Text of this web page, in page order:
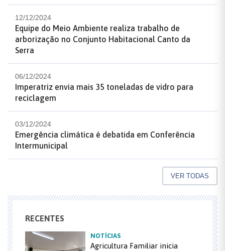
12/12/2024
Equipe do Meio Ambiente realiza trabalho de
arborização no Conjunto Habitacional Canto da
Serra
06/12/2024
Imperatriz envia mais 35 toneladas de vidro para
reciclagem
03/12/2024
Emergência climática é debatida em Conferência
Intermunicipal
VER TODAS
RECENTES
NOTÍCIAS
Agricultura Familiar inicia